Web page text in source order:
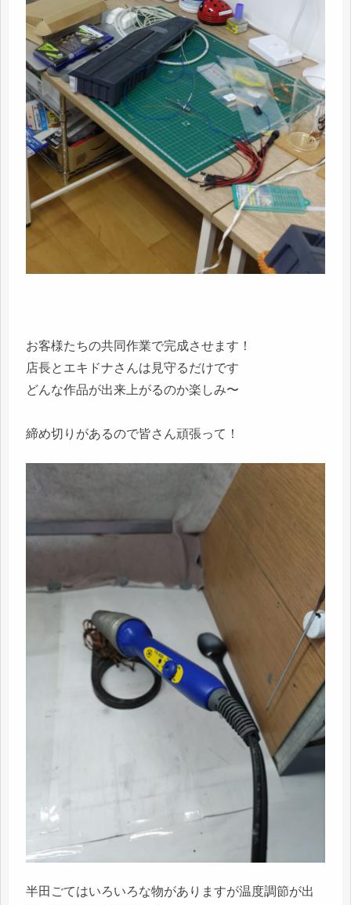
お客様たちの共同作業で完成させます！
店長とエキドナさんは見守るだけです
どんな作品が出来上がるのか楽しみ〜
締め切りがあるので皆さん頑張って！
半田ごてはいろいろな物がありますが温度調節が出